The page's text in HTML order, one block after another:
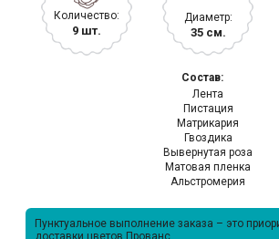
Количество:
9 шт.
Диаметр:
35 см.
Состав:
Лента
Пистация
Матрикария
Гвоздика
Вывернутая роза
Матовая пленка
Альстромерия
Пунктуальное выполнение заказа – это
доставки цветов Прованс.